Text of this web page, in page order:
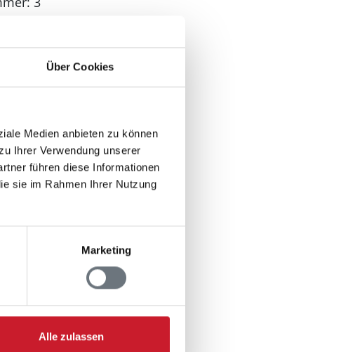
Über Cookies
Medien anbieten zu können
Ihrer Verwendung unserer
führen diese Informationen
sie im Rahmen Ihrer Nutzung
Marketing
Alle zulassen